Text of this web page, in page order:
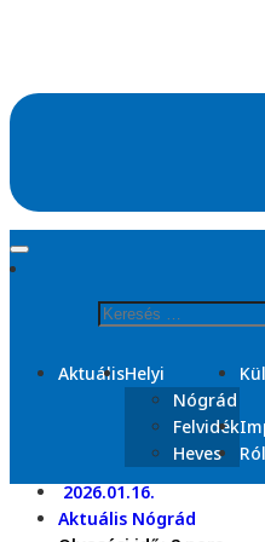
Keresés:
AktuálisHelyi
Nógrád
Felvidék
Heves
január
Újra áll a
2026.01.16.
Aktuális Nógrád